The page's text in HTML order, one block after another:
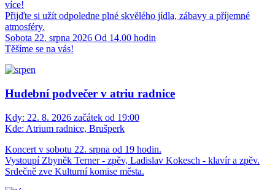
více!
Přijďte si užít odpoledne plné skvělého jídla, zábavy a příjemné
atmosféry.
Sobota 22. srpna 2026 Od 14.00 hodin
Těšíme se na vás!
Hudební podvečer v atriu radnice
Kdy: 22. 8. 2026 začátek od 19:00
Kde: Atrium radnice, Brušperk
Koncert v sobotu 22. srpna od 19 hodin.
Vystoupí Zbyněk Terner - zpěv, Ladislav Kokesch - klavír a zpěv.
Srdečně zve Kulturní komise města.